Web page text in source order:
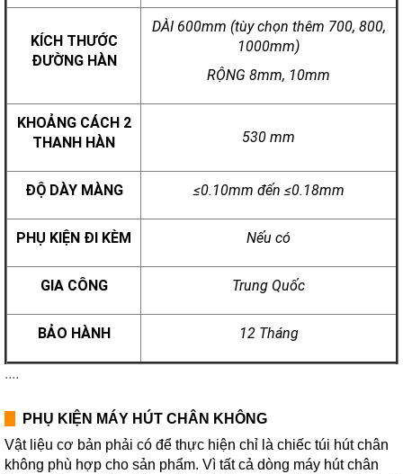
KÍCH THƯỚC
ĐƯỜNG HÀN
DÀI 600mm (tùy chọn thêm 700, 800,
1000mm)
RỘNG 8mm, 10mm
KHOẢNG CÁCH 2
THANH HÀN
530 mm
ĐỘ DÀY MÀNG ≤0.10mm đến ≤0.18mm
PHỤ KIỆN ĐI KÈM Nếu có
GIA CÔNG Trung Quốc
BẢO HÀNH 12 Tháng
....
PHỤ KIỆN MÁY HÚT CHÂN KHÔNG
Vật liệu cơ bản phải có để thực hiện chỉ là chiếc túi hút chân
không phù hợp cho sản phẩm. Vì tất cả dòng máy hút chân